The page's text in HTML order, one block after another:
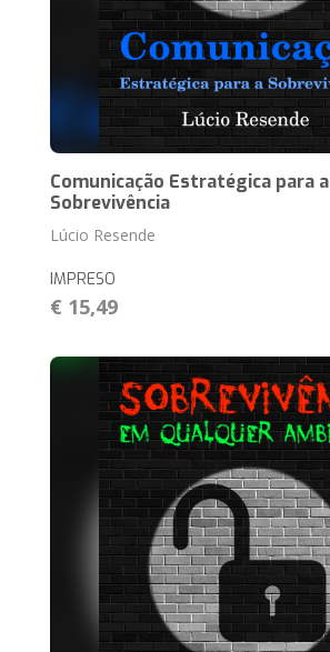
Comunicação Estratégica para a
Sobrevivência
Lúcio Resende
IMPRESO
€ 15,49